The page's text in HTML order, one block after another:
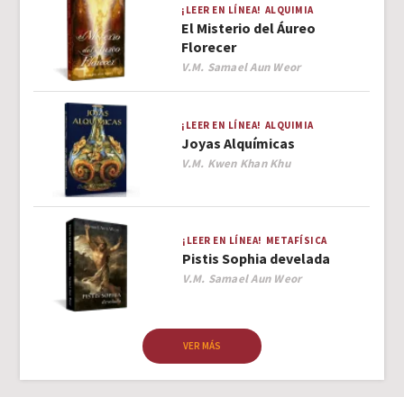
¡LEER EN LÍNEA! ALQUIMIA
El Misterio del Áureo
Florecer
Author
V.M. Samael Aun Weor
¡LEER EN LÍNEA! ALQUIMIA
Joyas Alquímicas
Author
V.M. Kwen Khan Khu
¡LEER EN LÍNEA! METAFÍSICA
Pistis Sophia develada
Author
V.M. Samael Aun Weor
VER MÁS